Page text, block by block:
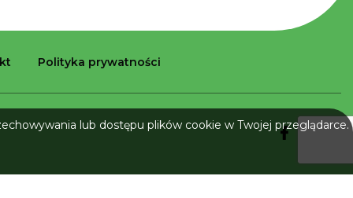
Polityka prywatności
lub dostępu plików cookie w Twojej przeglądarce.